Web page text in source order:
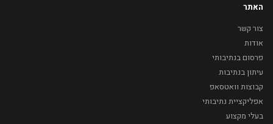
האתר
צור קשר
אודות
פרסום בנתיבותי
עיתון בנתיבות
קבוצות וואטסאפ
אפליקציית נתיבותי
בעלי מקצוע